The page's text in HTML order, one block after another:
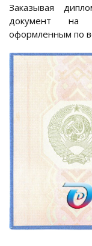
Заказывая
документ на
оформленным по